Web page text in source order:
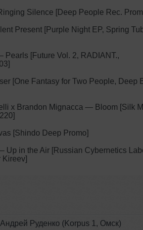
Silence [Deep People Rec.
Present [Purple Night EP, Spring
Pearls [Future Vol. 2, RADIANT.,
[One Fantasy for Two People, Deep
x Brandon Mignacca — Bloom [Silk
[Shindo Deep Promo]
Up in the Air [Russian Cybernetics
Kireev]
Руденко (Korpus 1, Омск)